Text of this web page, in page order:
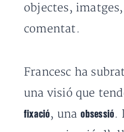
objectes,
comentat.
Francesc ha
una visió que
fixació , una obsessió .